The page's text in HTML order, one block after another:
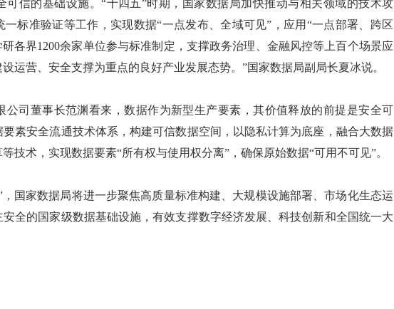
信的基础设施。“十四五”时期，国家数据局加快推动与相关领域的技术攻
标准验证等工作，实现数据“一点发布、全域可见”，应用“一点部署、跨区
各界1200余家单位参与标准制定，支撑政务治理、金融风控等上百个场景应
运营、安全支撑为重点的良好产业发展态势。”国家数据局副局长夏冰说。
司董事长范渊看来，数据作为新型生产要素，其价值释放的前提是安全可
素安全流通技术体系，构建可信数据空间，以隐私计算为底座，融合大数据
技术，实现数据要素“所有权与使用权分离”，确保原始数据“可用不可见”。
家数据局将进一步聚焦高质量标准构建、大规模设施部署、市场化生态运
全的国家级数据基础设施，有效支撑数字经济发展、科技创新和全国统一大